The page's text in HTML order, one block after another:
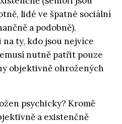
lidé ve špatné sociální
a podobně).
na ty, kdo jsou nejvíce
nutně patřit pouze
objektivně ohrožených
psychicky? Kromě
a existenčně